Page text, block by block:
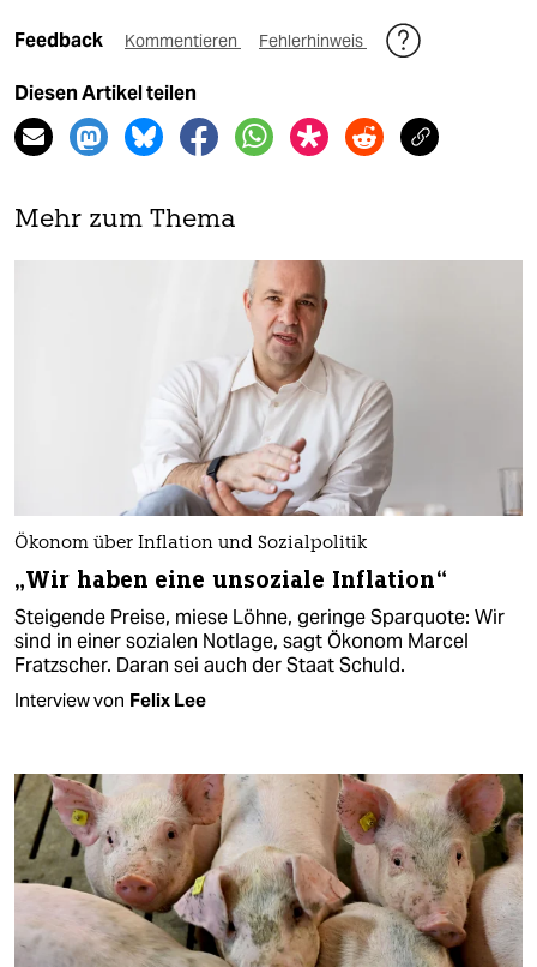
Feedback Kommentieren Fehlerhinweis
Diesen Artikel teilen
Mehr zum Thema
Ökonom über Inflation und Sozialpolitik
„Wir haben eine unsoziale Inflation“
Steigende Preise, miese Löhne, geringe Sparquote: Wir
sind in einer sozialen Notlage, sagt Ökonom Marcel
Fratzscher. Daran sei auch der Staat Schuld.
Interview von Felix Lee